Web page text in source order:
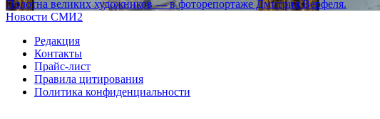
Полотна великих художников — в фоторепортаже Дмитрия Верфеля.
Новости СМИ2
Редакция
Контакты
Прайс-лист
Правила цитирования
Политика конфиденциальности